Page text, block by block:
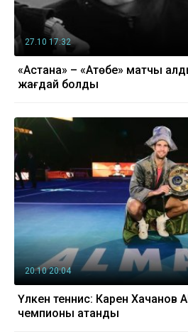
27.10 17:32
«Астана» – «Ақтөбе» матчы
жағдай болды
20.10 20:04
Үлкен теннис: Карен Хачанов
чемпионы атанды